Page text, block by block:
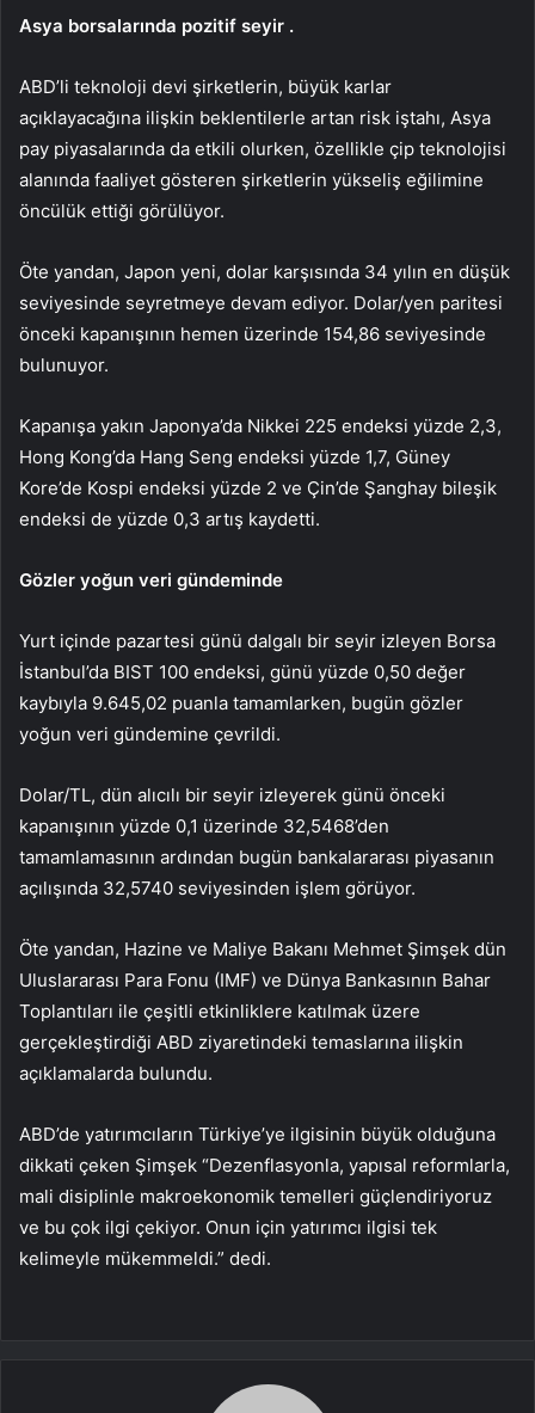
Asya borsalarında pozitif seyir .
ABD’li teknoloji devi şirketlerin, büyük karlar
açıklayacağına ilişkin beklentilerle artan risk iştahı, Asya
pay piyasalarında da etkili olurken, özellikle çip teknolojisi
alanında faaliyet gösteren şirketlerin yükseliş eğilimine
öncülük ettiği görülüyor.
Öte yandan, Japon yeni, dolar karşısında 34 yılın en düşük
seviyesinde seyretmeye devam ediyor. Dolar/yen paritesi
önceki kapanışının hemen üzerinde 154,86 seviyesinde
bulunuyor.
Kapanışa yakın Japonya’da Nikkei 225 endeksi yüzde 2,3,
Hong Kong’da Hang Seng endeksi yüzde 1,7, Güney
Kore’de Kospi endeksi yüzde 2 ve Çin’de Şanghay bileşik
endeksi de yüzde 0,3 artış kaydetti.
Gözler yoğun veri gündeminde
Yurt içinde pazartesi günü dalgalı bir seyir izleyen Borsa
İstanbul’da BIST 100 endeksi, günü yüzde 0,50 değer
kaybıyla 9.645,02 puanla tamamlarken, bugün gözler
yoğun veri gündemine çevrildi.
Dolar/TL, dün alıcılı bir seyir izleyerek günü önceki
kapanışının yüzde 0,1 üzerinde 32,5468’den
tamamlamasının ardından bugün bankalararası piyasanın
açılışında 32,5740 seviyesinden işlem görüyor.
Öte yandan, Hazine ve Maliye Bakanı Mehmet Şimşek dün
Uluslararası Para Fonu (IMF) ve Dünya Bankasının Bahar
Toplantıları ile çeşitli etkinliklere katılmak üzere
gerçekleştirdiği ABD ziyaretindeki temaslarına ilişkin
açıklamalarda bulundu.
ABD’de yatırımcıların Türkiye’ye ilgisinin büyük olduğuna
dikkati çeken Şimşek “Dezenflasyonla, yapısal reformlarla,
mali disiplinle makroekonomik temelleri güçlendiriyoruz
ve bu çok ilgi çekiyor. Onun için yatırımcı ilgisi tek
kelimeyle mükemmeldi.” dedi.